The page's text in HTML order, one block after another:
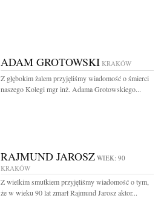
ADAM GROTOWSKI KRAKÓW
Z głębokim żalem przyjęliśmy wiadomość o śmierci
naszego Kolegi mgr inż. Adama Grotowskiego...
RAJMUND JAROSZ WIEK: 90
KRAKÓW
Z wielkim smutkiem przyjęliśmy wiadomość o tym,
że w wieku 90 lat zmarł Rajmund Jarosz aktor...